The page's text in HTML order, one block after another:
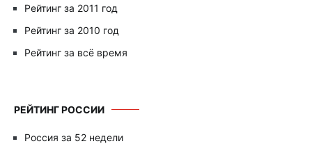
Рейтинг за 2011 год
Рейтинг за 2010 год
Рейтинг за всё время
РЕЙТИНГ РОССИИ
Россия за 52 недели